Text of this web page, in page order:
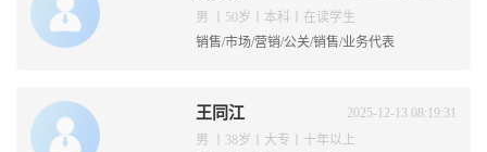
男 丨50岁丨本科丨在读学生
销售/市场/营销/公关/销售/业务代表
王同江
2025-12-13 08:19:31
男 丨38岁丨大专丨十年以上